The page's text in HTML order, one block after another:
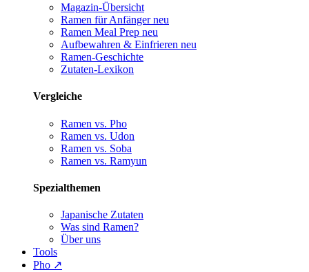
Magazin-Übersicht
Ramen für Anfänger neu
Ramen Meal Prep neu
Aufbewahren & Einfrieren neu
Ramen-Geschichte
Zutaten-Lexikon
Vergleiche
Ramen vs. Pho
Ramen vs. Udon
Ramen vs. Soba
Ramen vs. Ramyun
Spezialthemen
Japanische Zutaten
Was sind Ramen?
Über uns
Tools
Pho ↗